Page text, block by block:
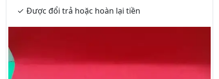
Được đổi trả hoặc hoàn lại tiền